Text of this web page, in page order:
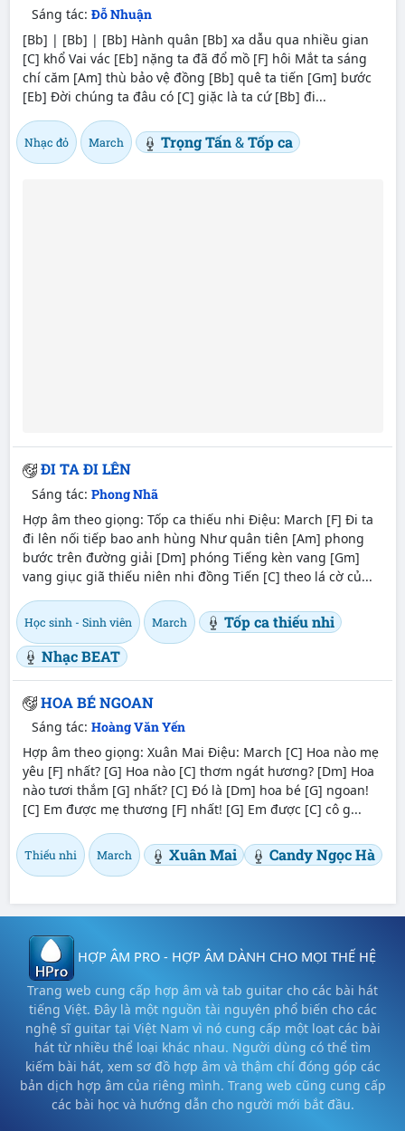
Sáng tác: Đỗ Nhuận
[Bb] | [Bb] | [Bb] Hành quân [Bb] xa dẫu qua nhiều gian
[C] khổ Vai vác [Eb] nặng ta đã đổ mồ [F] hôi Mắt ta sáng
chí căm [Am] thù bảo vệ đồng [Bb] quê ta tiến [Gm] bước
[Eb] Đời chúng ta đâu có [C] giặc là ta cứ [Bb] đi...
Nhạc đỏ March Trọng Tấn&Tốp ca
ĐI TA ĐI LÊN
Sáng tác: Phong Nhã
Hợp âm theo giọng: Tốp ca thiếu nhi Điệu: March [F] Đi ta
đi lên nối tiếp bao anh hùng Như quân tiên [Am] phong
bước trên đường giải [Dm] phóng Tiếng kèn vang [Gm]
vang giục giã thiếu niên nhi đồng Tiến [C] theo lá cờ củ...
Học sinh - Sinh viên March
Tốp ca thiếu nhi
Nhạc BEAT
HOA BÉ NGOAN
Sáng tác: Hoàng Văn Yến
Hợp âm theo giọng: Xuân Mai Điệu: March [C] Hoa nào mẹ
yêu [F] nhất? [G] Hoa nào [C] thơm ngát hương? [Dm] Hoa
nào tươi thắm [G] nhất? [C] Đó là [Dm] hoa bé [G] ngoan!
[C] Em được mẹ thương [F] nhất! [G] Em được [C] cô g...
Thiếu nhi March Xuân Mai Candy Ngọc Hà
HỢP ÂM PRO - HỢP ÂM DÀNH CHO MỌI THẾ HỆ
Trang web cung cấp hợp âm và tab guitar cho các bài hát
tiếng Việt. Đây là một nguồn tài nguyên phổ biến cho các
nghệ sĩ guitar tại Việt Nam vì nó cung cấp một loạt các bài
hát từ nhiều thể loại khác nhau. Người dùng có thể tìm
kiếm bài hát, xem sơ đồ hợp âm và thậm chí đóng góp các
bản dịch hợp âm của riêng mình. Trang web cũng cung cấp
các bài học và hướng dẫn cho người mới bắt đầu.